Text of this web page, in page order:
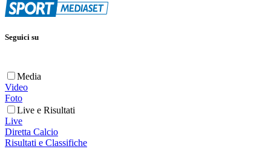
Seguici su
Media
Video
Foto
Live e Risultati
Live
Diretta Calcio
Risultati e Classifiche